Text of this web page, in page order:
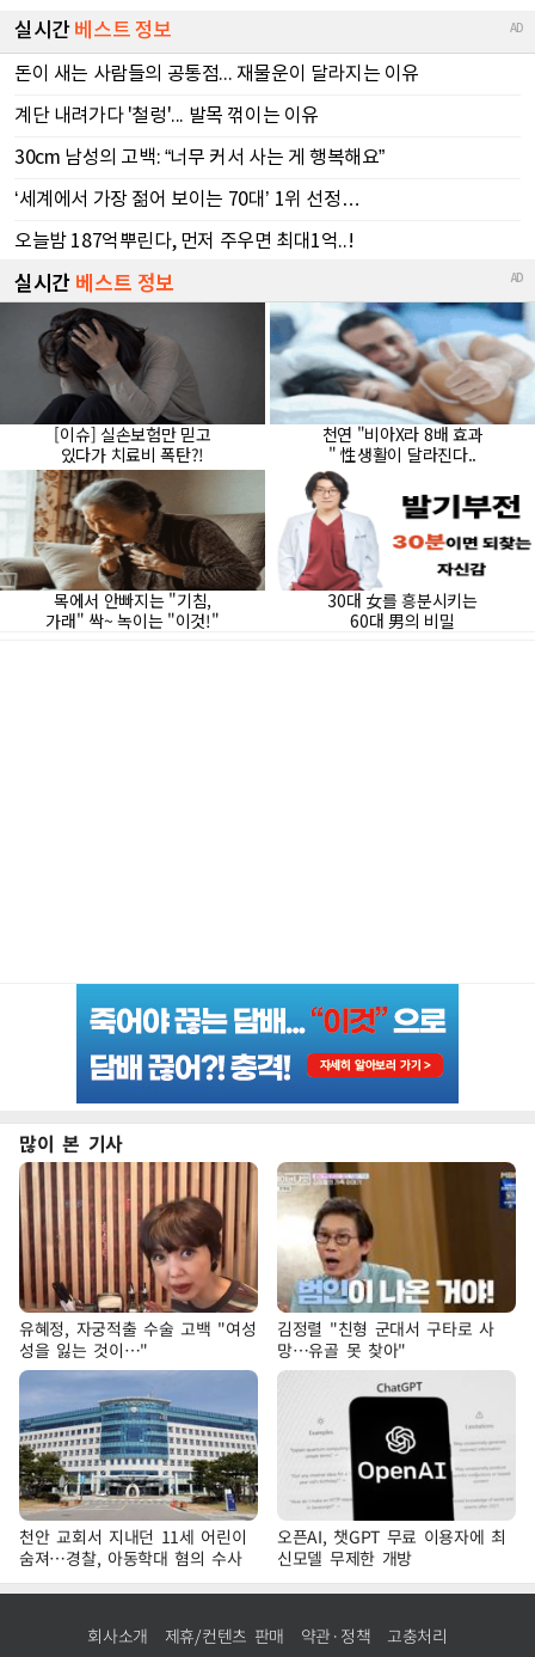
많이 본 기사
유혜정, 자궁적출 수술 고백 "여성
성을 잃는 것이…"
김정렬 "친형 군대서 구타로 사
망…유골 못 찾아"
천안 교회서 지내던 11세 어린이
숨져…경찰, 아동학대 혐의 수사
오픈AI, 챗GPT 무료 이용자에 최
신모델 무제한 개방
회사소개 제휴/컨텐츠 판매 약관·정책 고충처리